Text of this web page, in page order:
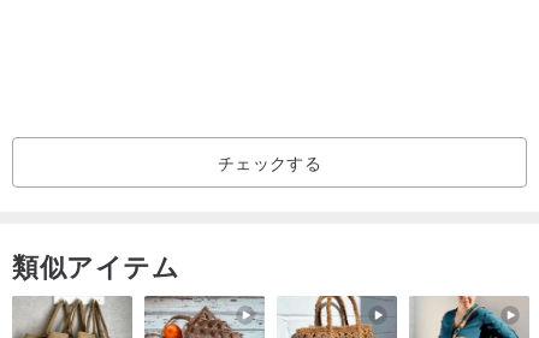
チェックする
類似アイテム